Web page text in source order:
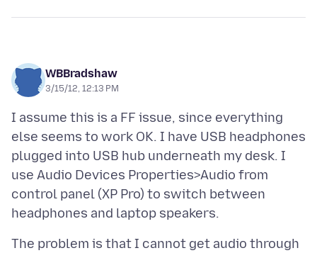
WBBradshaw
3/15/12, 12:13 PM
I assume this is a FF issue, since everything
else seems to work OK. I have USB headphones
plugged into USB hub underneath my desk. I
use Audio Devices Properties>Audio from
control panel (XP Pro) to switch between
The problem is that I cannot get audio through